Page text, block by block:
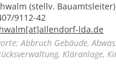
(stellv. Bauamtsleiter)
9112-42
lda.de
Abbruch Gebäude,
Kläranlage,